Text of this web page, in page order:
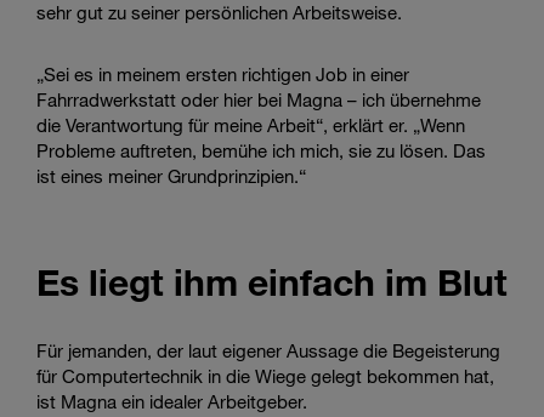
sehr gut zu seiner persönlichen Arbeitsweise.
„Sei es in meinem ersten richtigen Job in einer
Fahrradwerkstatt oder hier bei Magna – ich übernehme
die Verantwortung für meine Arbeit“, erklärt er. „Wenn
Probleme auftreten, bemühe ich mich, sie zu lösen. Das
ist eines meiner Grundprinzipien.“
Es liegt ihm einfach im Blut
Für jemanden, der laut eigener Aussage die Begeisterung
für Computertechnik in die Wiege gelegt bekommen hat,
ist Magna ein idealer Arbeitgeber.